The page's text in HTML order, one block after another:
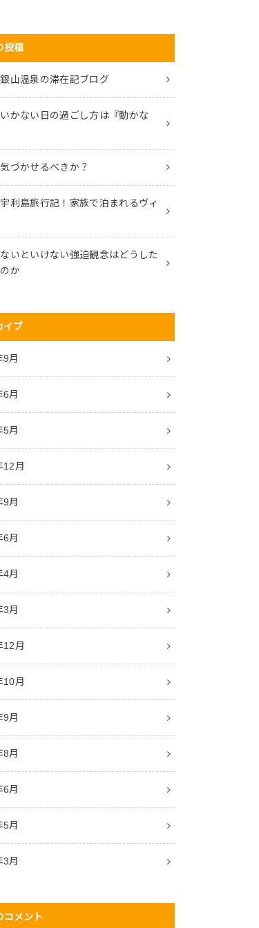
投稿
山温泉の滞在記ブログ
かない日の過ごし方は『動かな
づかせるべきか？
利島旅行記！家族で泊まれるヴィ
いといけない強迫観念はどうした
か
イブ
月
月
月
12月
月
月
月
月
12月
10月
月
月
月
月
月
コメント